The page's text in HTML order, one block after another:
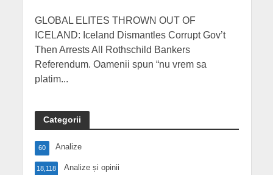
GLOBAL ELITES THROWN OUT OF
ICELAND: Iceland Dismantles Corrupt Gov’t
Then Arrests All Rothschild Bankers
Referendum. Oamenii spun “nu vrem sa
platim...
Categorii
Analize
60
Analize și opinii
18,118